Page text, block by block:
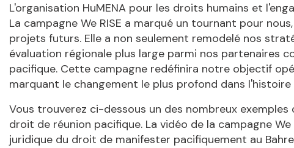
L'organisation HuMENA pour les droits humains et
La campagne We RISE a marqué un tournant pour
projets futurs. Elle a non seulement remodelé nos
évaluation régionale plus large parmi nos partenaires
pacifique. Cette campagne redéfinira notre objectif
marquant le changement le plus profond dans
Vous trouverez ci-dessous un des nombreux
droit de réunion pacifique. La vidéo de la campagne
juridique du droit de manifester pacifiquement au